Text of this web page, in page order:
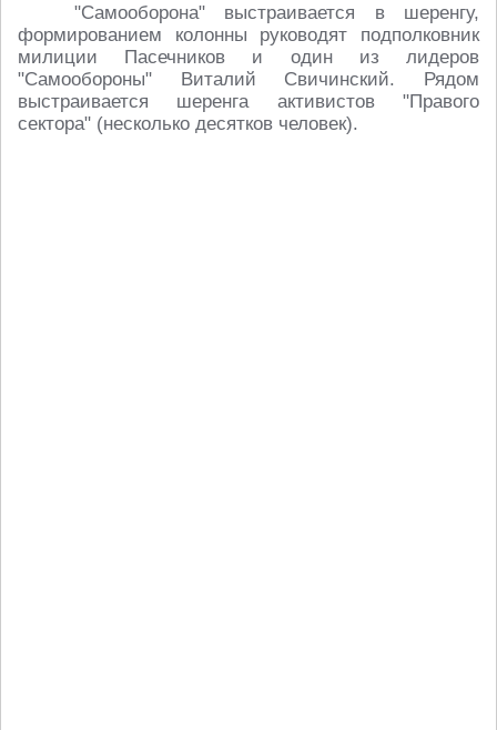
"Самооборона" выстраивается в шеренгу,
формированием колонны руководят подполковник
милиции Пасечников и один из лидеров
"Самообороны" Виталий Свичинский. Рядом
выстраивается шеренга активистов "Правого
сектора" (несколько десятков человек).